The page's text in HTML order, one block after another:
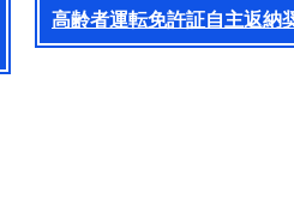
高齢者運転免許証自主返納